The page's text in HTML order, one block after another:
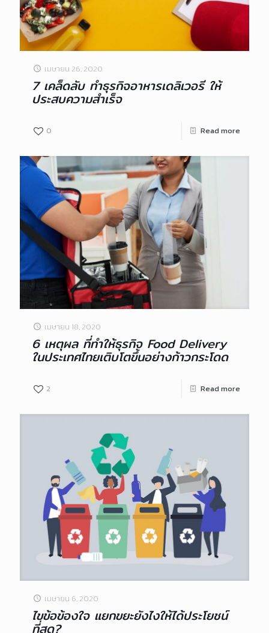
เมษายน 26, 2020
7 เคล็ดลับ ทำธุรกิจอาหารเดลิเวอรี ให้
ประสบความสำเร็จ
0 Read more
เมษายน 18, 2020
6 เหตุผล ที่ทำให้ธุรกิจ Food Delivery
ในประเทศไทยเติบโตขึ้นอย่างก้าวกระโดด
2 Read more
เมษายน 6, 2020
ไขข้อข้องใจ แยกขยะยังไงให้ได้ประโยชน์
ที่สุด?